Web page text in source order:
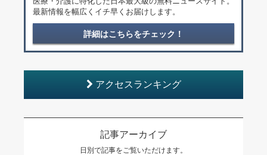
最新情報を幅広くイチ早くお届けします。
詳細はこちらをチェック！
アクセスランキング
記事アーカイブ
日別で記事をご覧いただけます。